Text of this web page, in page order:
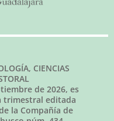
CIENCIAS
de 2026, es
trimestral editada
la Compañía de